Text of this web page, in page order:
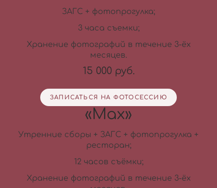
ЗАГС + фотопрогулка;
3 часа съемки;
Хранение фотографий в течение 3-ёх
месяцев.
15 000 руб.
ЗАПИСАТЬСЯ НА ФОТОСЕССИЮ
«Max»
Утренние сборы + ЗАГС + фотопрогулка +
ресторан;
12 часов съёмки;
Хранение фотографий в течение 3-ёх